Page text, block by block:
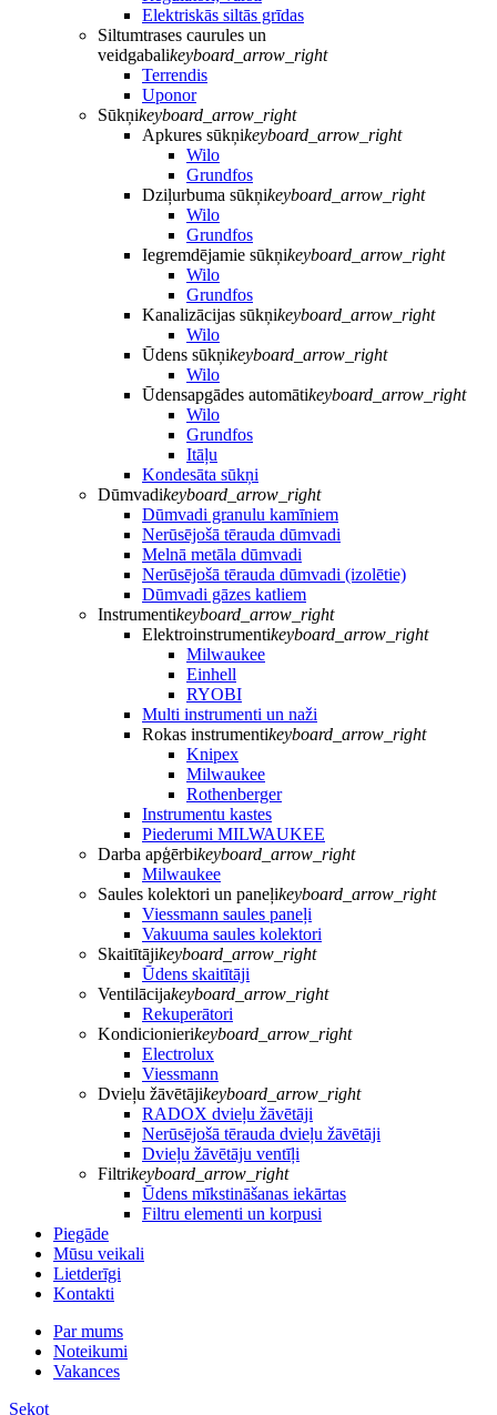
Elektriskās siltās grīdas
Siltumtrases caurules un
veidgabalikeyboard_arrow_right
Terrendis
Uponor
Sūkņikeyboard_arrow_right
Apkures sūkņikeyboard_arrow_right
Wilo
Grundfos
Dziļurbuma sūkņikeyboard_arrow_right
Wilo
Grundfos
Iegremdējamie sūkņikeyboard_arrow_right
Wilo
Grundfos
Kanalizācijas sūkņikeyboard_arrow_right
Wilo
Ūdens sūkņikeyboard_arrow_right
Wilo
Ūdensapgādes automātikeyboard_arrow_right
Wilo
Grundfos
Itāļu
Kondesāta sūkņi
Dūmvadikeyboard_arrow_right
Dūmvadi granulu kamīniem
Nerūsējošā tērauda dūmvadi
Melnā metāla dūmvadi
Nerūsējošā tērauda dūmvadi (izolētie)
Dūmvadi gāzes katliem
Instrumentikeyboard_arrow_right
Elektroinstrumentikeyboard_arrow_right
Milwaukee
Einhell
RYOBI
Multi instrumenti un naži
Rokas instrumentikeyboard_arrow_right
Knipex
Milwaukee
Rothenberger
Instrumentu kastes
Piederumi MILWAUKEE
Darba apģērbikeyboard_arrow_right
Milwaukee
Saules kolektori un paneļikeyboard_arrow_right
Viessmann saules paneļi
Vakuuma saules kolektori
Skaitītājikeyboard_arrow_right
Ūdens skaitītāji
Ventilācijakeyboard_arrow_right
Rekuperātori
Kondicionierikeyboard_arrow_right
Electrolux
Viessmann
Dvieļu žāvētājikeyboard_arrow_right
RADOX dvieļu žāvētāji
Nerūsējošā tērauda dvieļu žāvētāji
Dvieļu žāvētāju ventīļi
Filtrikeyboard_arrow_right
Ūdens mīkstināšanas iekārtas
Filtru elementi un korpusi
Piegāde
Mūsu veikali
Lietderīgi
Kontakti
Par mums
Noteikumi
Vakances
Sekot